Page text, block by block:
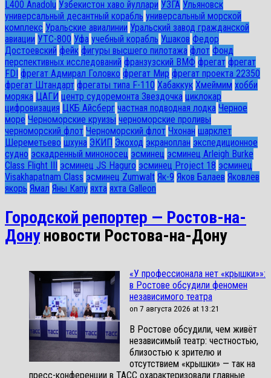
L400 Anadolu Узбекистон хаво йуллари УЗГА Ульяновск
универсальный десантный корабль универсальный морской
комплекс Уральские авиалинии Уральский завод гражданской
авиации УТС-800 Уфа учебный корабль Ушаков Федор
Достоевский фейк фигуры высшего пилотажа флот Фонд
перспективных исследований франзузский ВМФ фрегат фрегат
FDI фрегат Адмирал Головко фрегат Мир фрегат проекта 22350
фрегат Штандарт фрегаты типа F-110 Хабаккук Хмеймим хобби
моряка ЦАГИ центр судоремонта Звездочка циклокар
цифровизация ЦКБ Айсберг частная подводная лодка Черное
море Черноморские круизы черноморские проливы
черноморский флот Черноморский флот Чхонан шарклет
Шереметьево шхуна ЭКИП Экоход экраноплан экспедиционное
судно эскадренный миноносец эсминец эсминец Arleigh Burke
Class Flight III
эсминец JS Haguro эсминец Project 18 эсминец
Visakhapatnam Class эсминец Zumwalt Як-9 Яков Балаев Яковлев
якорь Ямал Яны Капу яхта яхта Galleon
Городской репортер — Ростов-на-
Дону новости Ростова-на-Дону
«У профессионала нет «крышки»»:
в Ростове обсудили феномен
независимого театра
on 7 августа 2026 at 13:21
В Ростове обсудили, чем живёт
независимый театр: честностью,
близостью к зрителю и
отсутствием «крышки» — так на
пресс-конференции в ТАСС охарактеризовали главные